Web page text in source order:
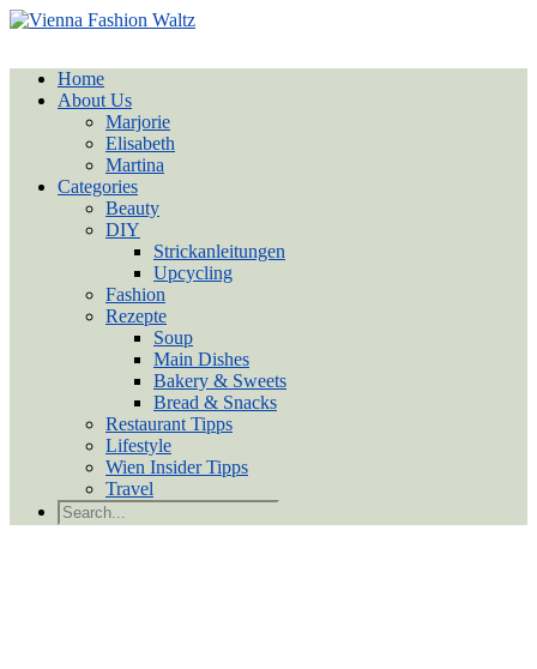
Home
About Us
Marjorie
Elisabeth
Martina
Categories
Beauty
DIY
Strickanleitungen
Upcycling
Fashion
Rezepte
Soup
Main Dishes
Bakery & Sweets
Bread & Snacks
Restaurant Tipps
Lifestyle
Wien Insider Tipps
Travel